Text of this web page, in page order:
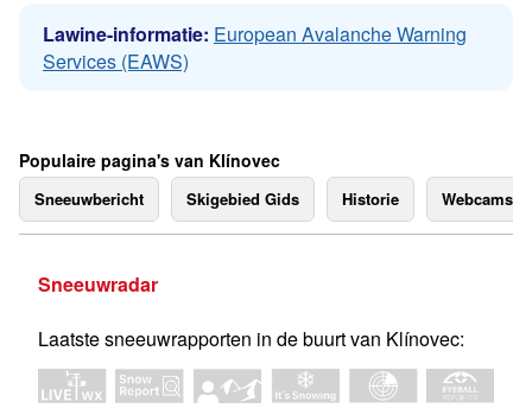
Lawine-informatie: European Avalanche Warning
Services (EAWS)
Populaire pagina's van Klínovec
Sneeuwbericht Skigebied Gids Historie Webcams
Sneeuwradar
Laatste sneeuwrapporten in de buurt van Klínovec: